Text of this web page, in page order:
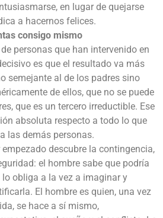
en lugar de quejarse
a hacernos felices.
consigo mismo
personas que han intervenido en
es que el resultado va más
semejante al de los padres sino
de ellos, que no se puede
que es un tercero irreductible. Ese
absoluta respecto a todo lo que
las demás personas.
descubre la contingencia,
el hombre sabe que podría
obliga a la vez a imaginar y
El hombre es quien, una vez
se hace a sí mismo,